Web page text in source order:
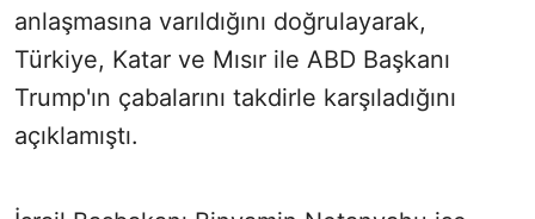
anlaşmasına varıldığını doğrulayarak,
Türkiye, Katar ve Mısır ile ABD Başkanı
Trump'ın çabalarını takdirle karşıladığını
açıklamıştı.